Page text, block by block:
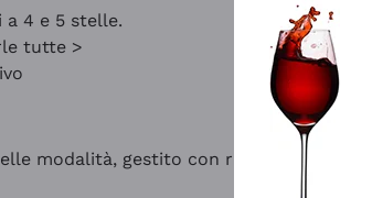
a 4 e 5 stelle.
tutte >
modalità, gestito con rapidità e